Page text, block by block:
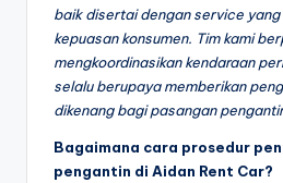
baik disertai dengan service
kepuasan konsumen. Tim kami
mengkoordinasikan kendaraan
selalu berupaya memberikan
dikenang bagi pasangan
Bagaimana cara prosedur
pengantin di Aidan Rent Car?